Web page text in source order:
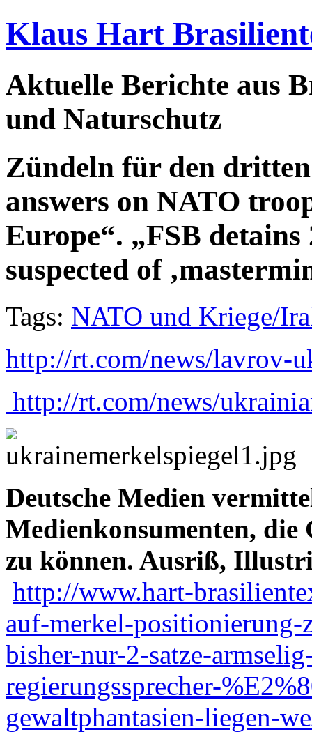
Klaus Hart
Aktuelle Berichte aus
und Naturschutz
Zündeln für den
answers on NATO
Europe“. „FSB
suspected of
Tags: NATO und Kriege/
http://rt.com/news/lavrov-
http://rt.com/news/
Deutsche Medien
Medienkonsumenten, die
zu können. Ausriß,
http://www.hart-
auf-merkel-
bisher-nur-2-satze-
regierungssprecher-
gewaltphantasien-liegen-